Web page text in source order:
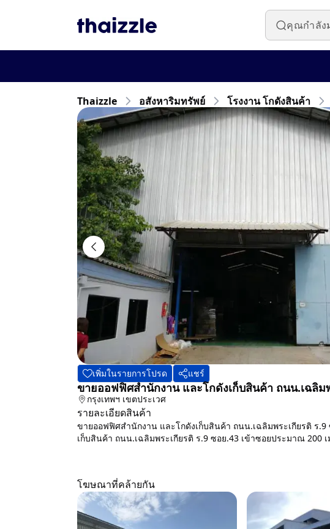
Thaizzle อสังหาริมทรัพย์ โรงงาน โกดังสินค้า
เพิ่มในรายการโปรด แชร์
ขายออฟฟิศสำนักงาน และโกดังเก็บสินค้า ถนน.เฉลิม
กรุงเทพฯ เขตประเวศ
รายละเอียดสินค้า
ขายออฟฟิศสำนักงาน และโกดังเก็บสินค้า ถนน.เฉลิมพระเกียรติ ร
เก็บสินค้า ถนน.เฉลิมพระเกียรติ ร.9 ซอย.43 เข้าซอยประมาณ 200
โฆษณาที่คล้ายกัน